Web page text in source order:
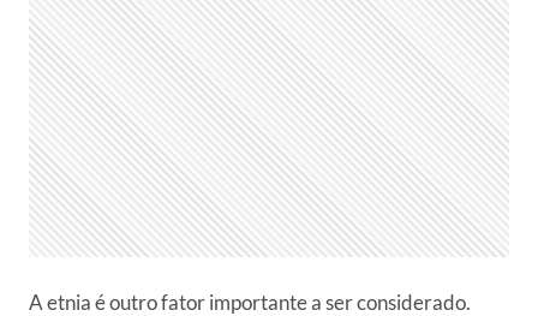
A etnia é outro fator importante a ser considerado.